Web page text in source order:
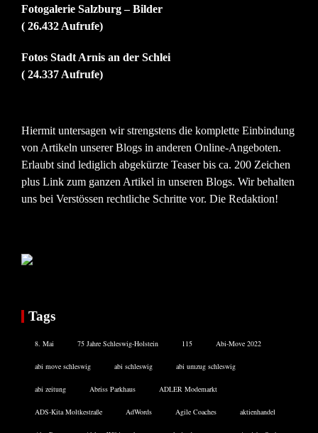
Fotogalerie Salzburg – Bilder
( 26.432 Aufrufe)
Fotos Stadt Arnis an der Schlei
( 24.337 Aufrufe)
Hiermit untersagen wir strengstens die komplette Einbindung
von Artikeln unserer Blogs in anderen Online-Angeboten.
Erlaubt sind lediglich abgekürzte Teaser bis ca. 200 Zeichen
plus Link zum ganzen Artikel in unseren Blogs. Wir behalten
uns bei Verstössen rechtliche Schritte vor. Die Redaktion!
Tags
8. Mai 75 Jahre Schleswig-Holstein 115 Abi-Move 2022
abi move schleswig abi schleswig abi umzug schleswig
abi zeitung Abriss Parkhaus ADLER Modemarkt
ADS-Kita Moltkestraße AdWords Agile Coaches aktienhandel